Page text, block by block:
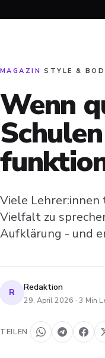
MAGAZIN ·STYLE &
Wenn
Viele
Vielfalt zu
Aufklärung - und
R Redaktion
29. April 2026 · 3 Min
TEILEN